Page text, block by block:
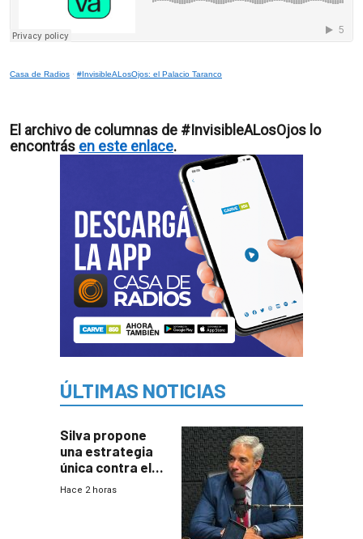
Casa de Radios · #InvisibleALosOjos: el Palacio Taranco
El archivo de columnas de #InvisibleALosOjos lo
encontrás en este enlace.
ÚLTIMAS NOTICIAS
Silva propone
una estrategia
única contra el
narcotráfico y
Hace 2 horas